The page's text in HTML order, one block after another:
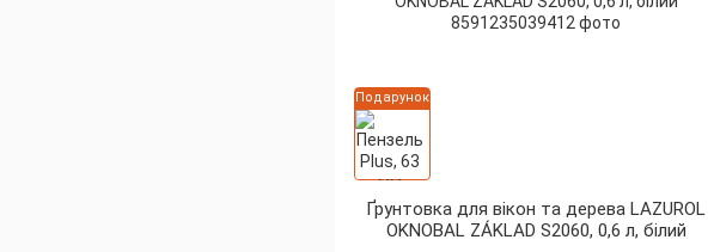
Подарунок
Ґрунтовка для вікон та дерева LAZUROL
OKNOBAL ZÁKLAD S2060, 0,6 л, білий